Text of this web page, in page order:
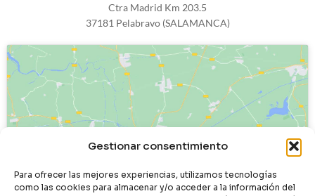
Gestionar consentimiento
Para ofrecer las mejores experiencias, utilizamos tecnologías
como las cookies para almacenar y/o acceder a la información del
Ctra Madrid Km 203.5
37181 Pelabravo (SALAMANCA)
Haz clic para aceptar cookies de